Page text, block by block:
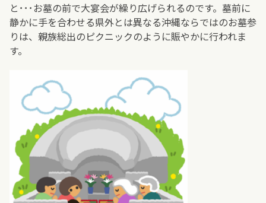
と･･･お墓の前で大宴会が繰り広げられるのです。墓前に
静かに手を合わせる県外とは異なる沖縄ならではのお墓参
りは、親族総出のピクニックのように賑やかに行われま
す。